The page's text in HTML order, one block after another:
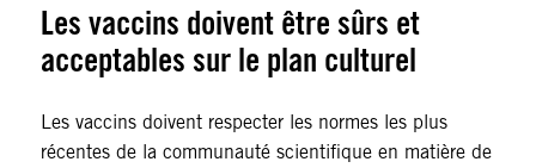
Les vaccins doivent être sûrs et
acceptables sur le plan culturel
Les vaccins doivent respecter les normes les plus
récentes de la communauté scientifique en matière de